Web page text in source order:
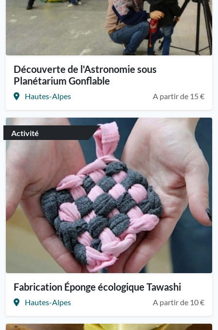
Découverte de l'Astronomie sous
Planétarium Gonflable
Hautes-Alpes A partir de 15 €
Activité
Fabrication Éponge écologique Tawashi
Hautes-Alpes A partir de 10 €